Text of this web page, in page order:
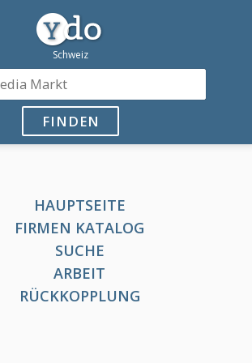
FINDEN
HAUPTSEITE
FIRMEN KATALOG
SUCHE
ARBEIT
RÜCKKOPPLUNG